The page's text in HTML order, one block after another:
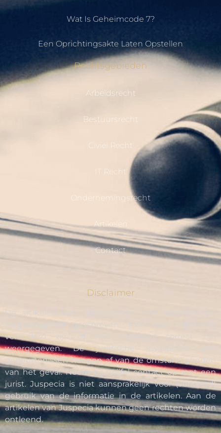
Wat Is Geheimcode 7?
Een Oprichtingsakte Laten Opstellen
Rechtsgebieden
Arbeidsrecht
Bestuursrecht
Civiel Recht
IT Recht
Ondernemingsrecht
Artikelen
Contact
Disclaimer
De artikelen van Juspecia zijn met aandacht en
zorgvuldigheid geschreven. Toch kan informatie
verouderd zijn of niet helemaal correct zijn
weergegeven. De juridische kwalificatie van
gebeurtenissen hangen af van de omstandigheden
van het geval. Neem bij twijfel contact op met een
jurist. Juspecia is niet aansprakelijk voor (verkeerd)
gebruik van de informatie in de artikelen. Aan de
artikelen van Juspecia kunnen geen rechten worden
ontleend.